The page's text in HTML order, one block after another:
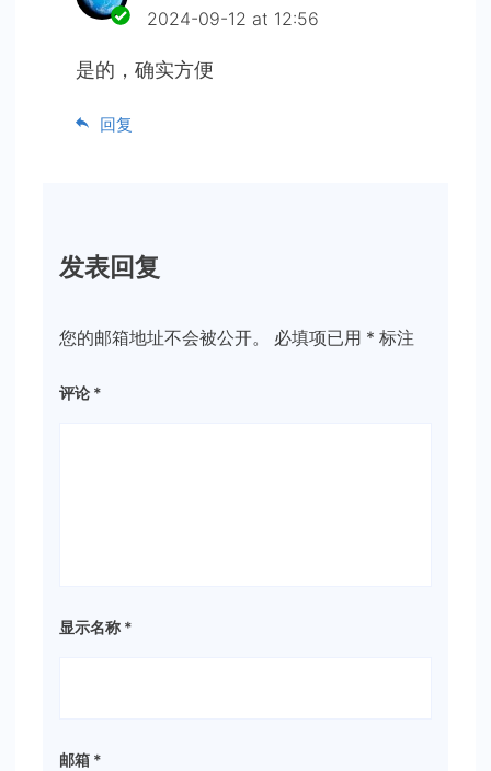
2024-09-12 at 12:56
是的，确实方便
回复
发表回复
您的邮箱地址不会被公开。 必填项已用 * 标注
评论 *
显示名称 *
邮箱 *